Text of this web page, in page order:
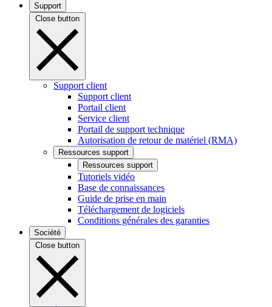
Support
Close button
Support client
Support client
Portail client
Service client
Portail de support technique
Autorisation de retour de matériel (RMA)
Ressources support
Ressources support
Tutoriels vidéo
Base de connaissances
Guide de prise en main
Téléchargement de logiciels
Conditions générales des garanties
Société
Close button